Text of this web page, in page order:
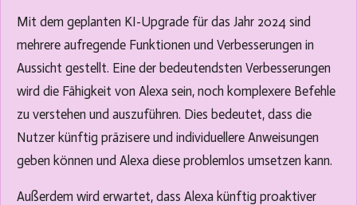
Mit dem geplanten KI-Upgrade für das Jahr 2024 sind
mehrere aufregende Funktionen und Verbesserungen in
Aussicht gestellt. Eine der bedeutendsten Verbesserungen
wird die Fähigkeit von Alexa sein, noch komplexere Befehle
zu verstehen und auszuführen. Dies bedeutet, dass die
Nutzer künftig präzisere und individuellere Anweisungen
geben können und Alexa diese problemlos umsetzen kann.
Außerdem wird erwartet, dass Alexa künftig proaktiver